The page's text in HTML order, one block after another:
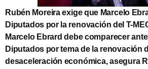
Rubén Moreira exige que Marcelo
Diputados por la renovación del T-
Marcelo Ebrard debe comparecer
Diputados por tema de la renovación
desaceleración económica, asegura